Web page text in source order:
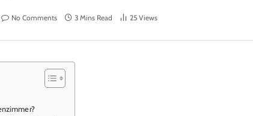
No Comments 3 Mins Read 25 Views